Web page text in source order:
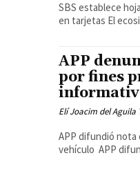
SBS establece
en tarjetas El
APP
por fines
Elí Joacim del Aguila
APP difundió
vehículo APP